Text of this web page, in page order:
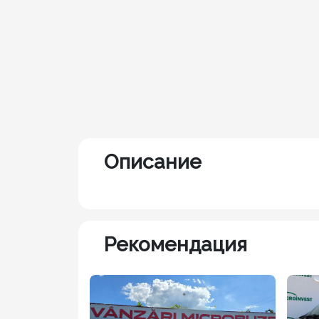
Описание
Рекомендация